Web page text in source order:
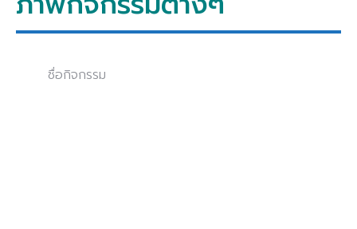
ชื่อกิจกรรม